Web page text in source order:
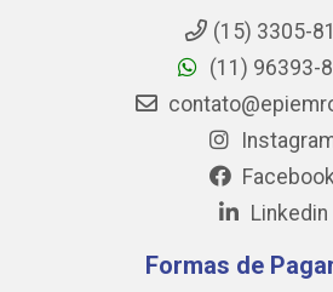
(15) 3305-
(11) 96393-
Linkedin
Formas de